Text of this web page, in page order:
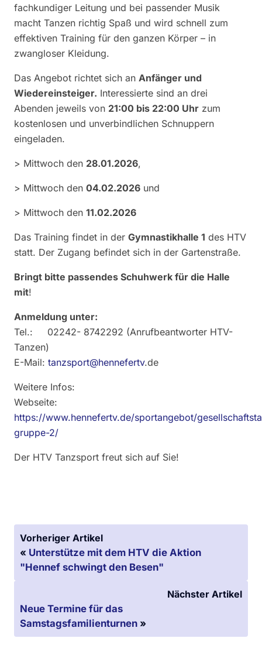
fachkundiger Leitung und bei passender Musik
macht Tanzen richtig Spaß und wird schnell zum
effektiven Training für den ganzen Körper – in
zwangloser Kleidung.
Das Angebot richtet sich an Anfänger und
Wiedereinsteiger. Interessierte sind an drei
Abenden jeweils von 21:00 bis 22:00 Uhr zum
kostenlosen und unverbindlichen Schnuppern
eingeladen.
> Mittwoch den 28.01.2026,
> Mittwoch den 04.02.2026 und
> Mittwoch den 11.02.2026
Das Training findet in der Gymnastikhalle 1 des HTV
statt. Der Zugang befindet sich in der Gartenstraße.
Bringt bitte passendes Schuhwerk für die Halle
mit!
Anmeldung unter:
Tel.: 02242- 8742292 (Anrufbeantworter HTV-
Tanzen)
E-Mail: tanzsport@hennefertv.de
Weitere Infos:
Webseite:
https://www.hennefertv.de/sportangebot/
gruppe-2/
Der HTV Tanzsport freut sich auf Sie!
Vorheriger Artikel
« Unterstütze mit dem HTV die Aktion
"Hennef schwingt den Besen"
Nächster Artikel
Neue Termine für das
Samstagsfamilienturnen »